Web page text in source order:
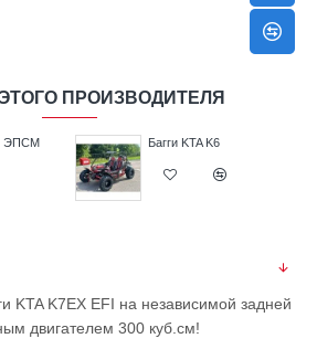
ПРОИЗВОДИТЕЛЯ
ЭПСМ Багги KTA K6
KTA K7EX EFI на независимой задней
двигателем 300 куб.см!